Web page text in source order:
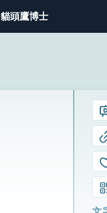
貓頭鷹博士